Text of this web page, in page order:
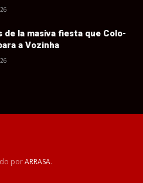
de la masiva fiesta que Colo-
a Vozinha
porARRASA.